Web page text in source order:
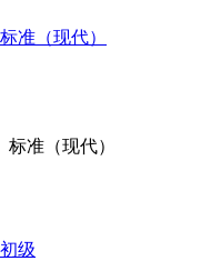
标准（现代）
初级
标准（现代）